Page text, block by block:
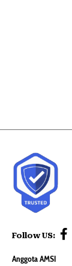
Follow US:
Anggota AMSI